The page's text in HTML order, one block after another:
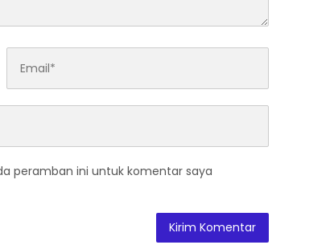
peramban ini untuk komentar saya